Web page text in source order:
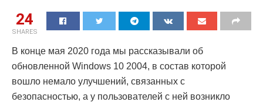
24
SHARES
В конце мая 2020 года мы рассказывали об
обновленной Windows 10 2004, в состав которой
вошло немало улучшений, связанных с
безопасностью, а у пользователей с ней возникло